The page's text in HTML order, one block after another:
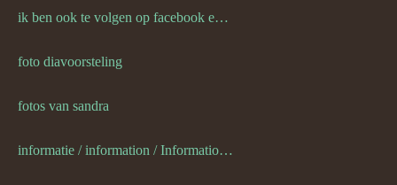
ik ben ook te volgen op facebook en twitter
foto diavoorsteling
fotos van sandra
informatie / information / Informationen / l information